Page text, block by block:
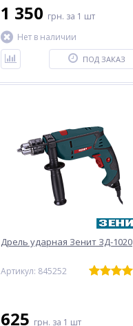
1 350 грн. за 1 шт
Нет в наличии
ПОД ЗАКАЗ
Дрель ударная Зенит ЗД-1020
Артикул: 845252
625 грн. за 1 шт